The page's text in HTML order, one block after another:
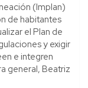
(Implan)
de habitantes
el Plan de
y exigir
e integren
general, Beatriz